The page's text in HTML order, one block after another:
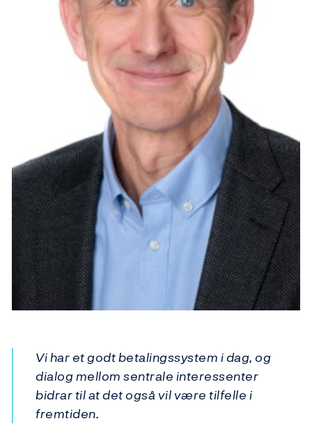
Vi har et godt betalingssystem i dag, og
dialog mellom sentrale interessenter
bidrar til at det også vil være tilfelle i
fremtiden.